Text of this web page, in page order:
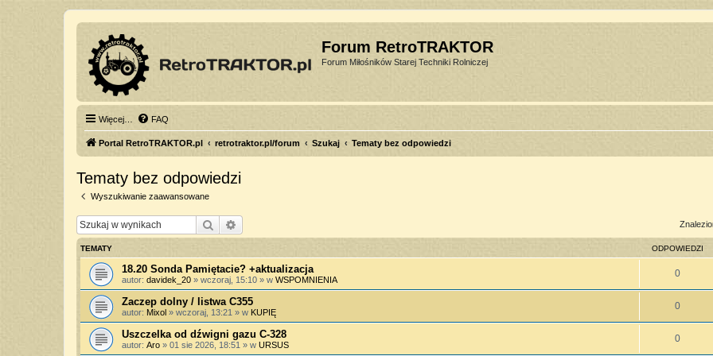
Forum RetroTRAKTOR
Forum Miłośników Starej Techniki Rolniczej
Więcej… FAQ
Portal RetroTRAKTOR.pl retrotraktor.pl/forum Szukaj Tematy bez odpowiedzi
Tematy bez odpowiedzi
Wyszukiwanie zaawansowane
Szukaj
TEMATY ODPOWIEDZI
18.20 Sonda Pamiętacie? +aktualizacja
autor: davidek_20 » wczoraj, 15:10 » w WSPOMNIENIA
0
Zaczep dolny / listwa C355
autor: Mixol » wczoraj, 13:21 » w KUPIĘ
0
Uszczelka od dźwigni gazu C-328
autor: Aro » 01 sie 2026, 18:51 » w URSUS
0